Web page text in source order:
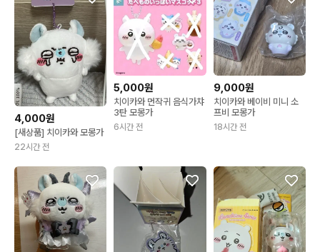
4,000원
[새상품] 치이카와 모몽가
22시간 전
5,000원
치이카와 먼작귀 음식가챠
3탄 모몽가
6시간 전
9,000원
치이카와 베이비 미니 소
프비 모몽가
18시간 전